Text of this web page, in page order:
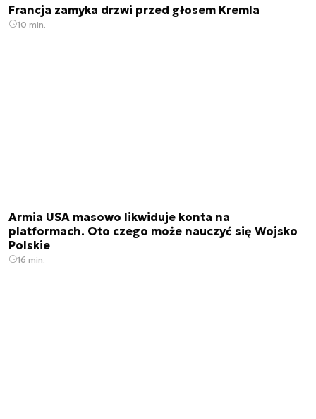
Francja zamyka drzwi przed głosem Kremla
10 min.
Armia USA masowo likwiduje konta na
platformach. Oto czego może nauczyć się Wojsko
Polskie
16 min.